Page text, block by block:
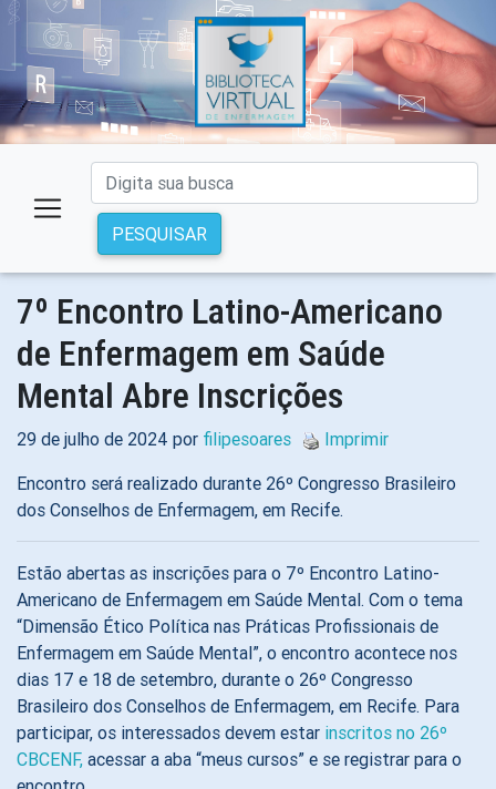
PESQUISAR
7º Encontro Latino-Americano
de Enfermagem em Saúde
Mental Abre Inscrições
29 de julho de 2024 por filipesoares
Imprimir
Encontro será realizado durante 26º Congresso Brasileiro
dos Conselhos de Enfermagem, em Recife.
Estão abertas as inscrições para o 7º Encontro Latino-
Americano de Enfermagem em Saúde Mental. Com o tema
“Dimensão Ético Política nas Práticas Profissionais de
Enfermagem em Saúde Mental”, o encontro acontece nos
dias 17 e 18 de setembro, durante o 26º Congresso
Brasileiro dos Conselhos de Enfermagem, em Recife. Para
participar, os interessados devem estar inscritos no 26º
CBCENF, acessar a aba “meus cursos” e se registrar para o